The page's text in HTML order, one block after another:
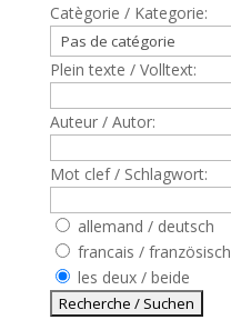
Catègorie / Kategorie:
Plein texte / Volltext:
Auteur / Autor:
Mot clef / Schlagwort:
allemand / deutsch
francais / französisch
les deux / beide